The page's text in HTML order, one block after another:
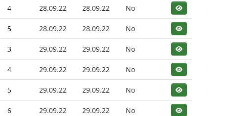
4 28.09.22 28.09.22 No
5 28.09.22 28.09.22 No
3 29.09.22 29.09.22 No
4 29.09.22 29.09.22 No
5 29.09.22 29.09.22 No
6 29.09.22 29.09.22 No